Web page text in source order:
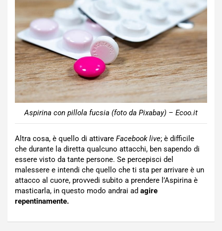
Aspirina con pillola fucsia (foto da Pixabay) – Ecoo.it
Altra cosa, è quello di attivare Facebook live; è difficile
che durante la diretta qualcuno attacchi, ben sapendo di
essere visto da tante persone. Se percepisci del
malessere e intendi che quello che ti sta per arrivare è un
attacco al cuore, provvedi subito a prendere l’Aspirina è
masticarla, in questo modo andrai ad agire
repentinamente.